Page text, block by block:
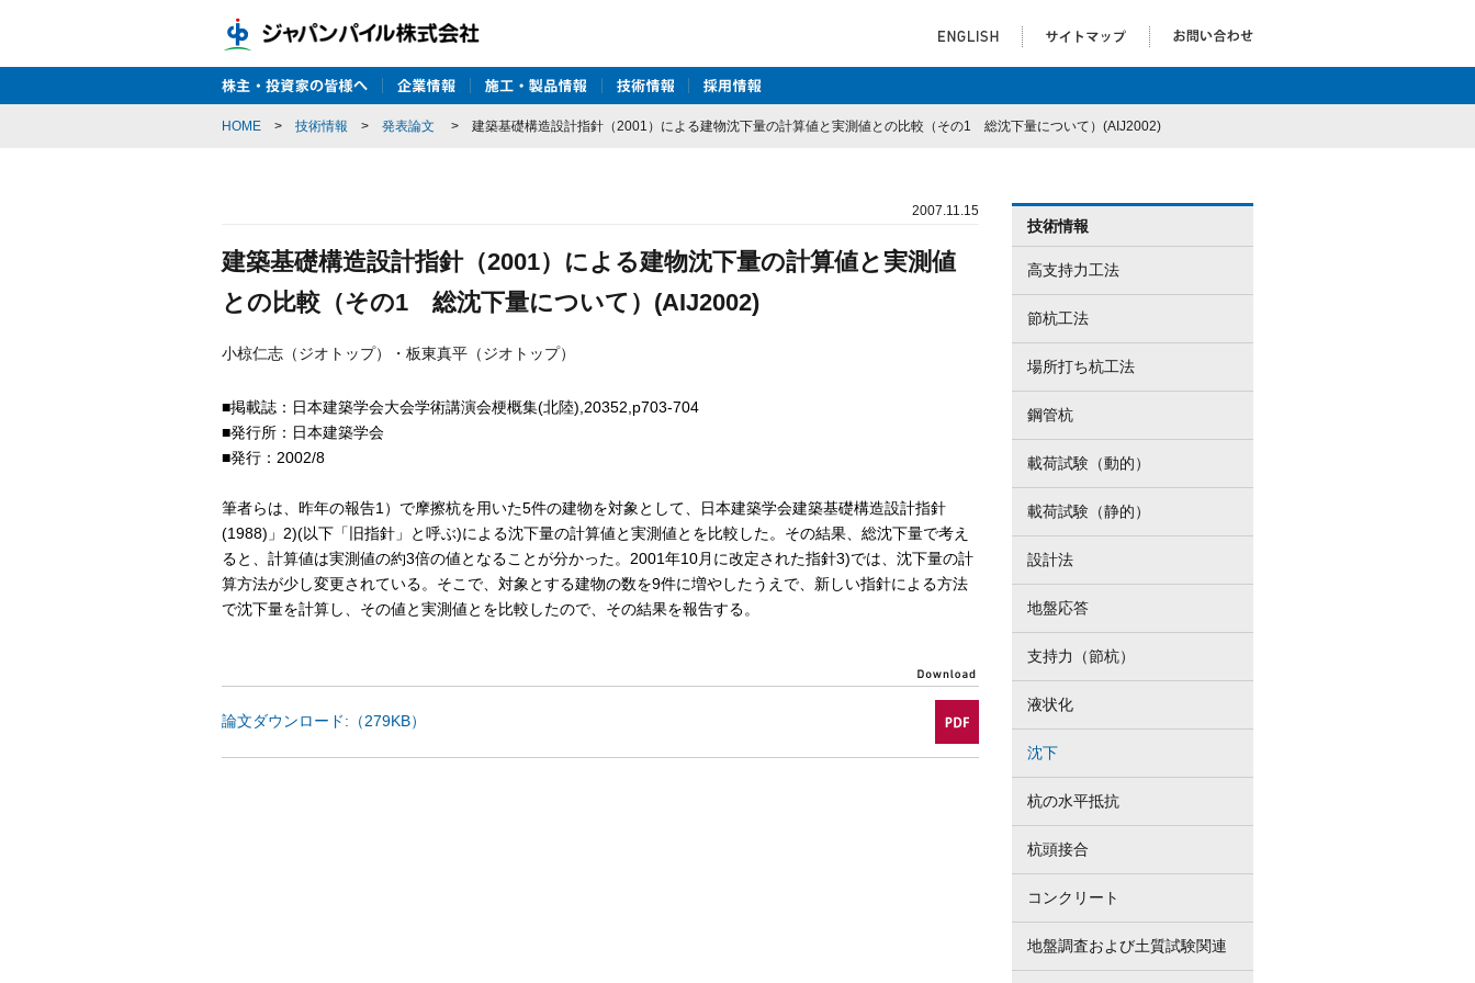
HOME > 技術情報 > 発表論文 > 建築基礎構造設計指針（2001）による建物沈下量の計算値と実測値との比較（その1 総沈下量について）(AIJ2002)
2007.11.15
建築基礎構造設計指針（2001）による建物沈下量の計算値と実測値
との比較（その1 総沈下量について）(AIJ2002)
小椋仁志（ジオトップ）・板東真平（ジオトップ）
■掲載誌：日本建築学会大会学術講演会梗概集(北陸),20352,p703-704
■発行所：日本建築学会
■発行：2002/8
筆者らは、昨年の報告1）で摩擦杭を用いた5件の建物を対象として、日本建築学会建築基礎構造設計指針
(1988)」2)(以下「旧指針」と呼ぶ)による沈下量の計算値と実測値とを比較した。その結果、総沈下量で考え
ると、計算値は実測値の約3倍の値となることが分かった。2001年10月に改定された指針3)では、沈下量の計
算方法が少し変更されている。そこで、対象とする建物の数を9件に増やしたうえで、新しい指針による方法
で沈下量を計算し、その値と実測値とを比較したので、その結果を報告する。
論文ダウンロード:（279KB）
技術情報
高支持力工法
節杭工法
場所打ち杭工法
鋼管杭
載荷試験（動的）
載荷試験（静的）
設計法
地盤応答
支持力（節杭）
液状化
沈下
杭の水平抵抗
杭頭接合
コンクリート
地盤調査および土質試験関連